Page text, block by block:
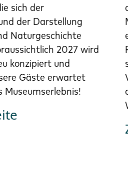
sich der
der Darstellung
Naturgeschichte
2027 wird
konzipiert und
Gäste erwartet
Museumserlebnis!